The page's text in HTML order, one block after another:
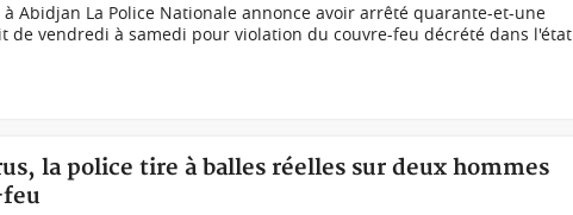
Abidjan La Police Nationale annonce avoir arrêté quarante-et-une
de vendredi à samedi pour violation du couvre-feu décrété dans l'état
la police tire à balles réelles sur deux hommes